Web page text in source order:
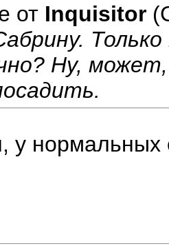
от Inquisitor
Ну,
у нормальных